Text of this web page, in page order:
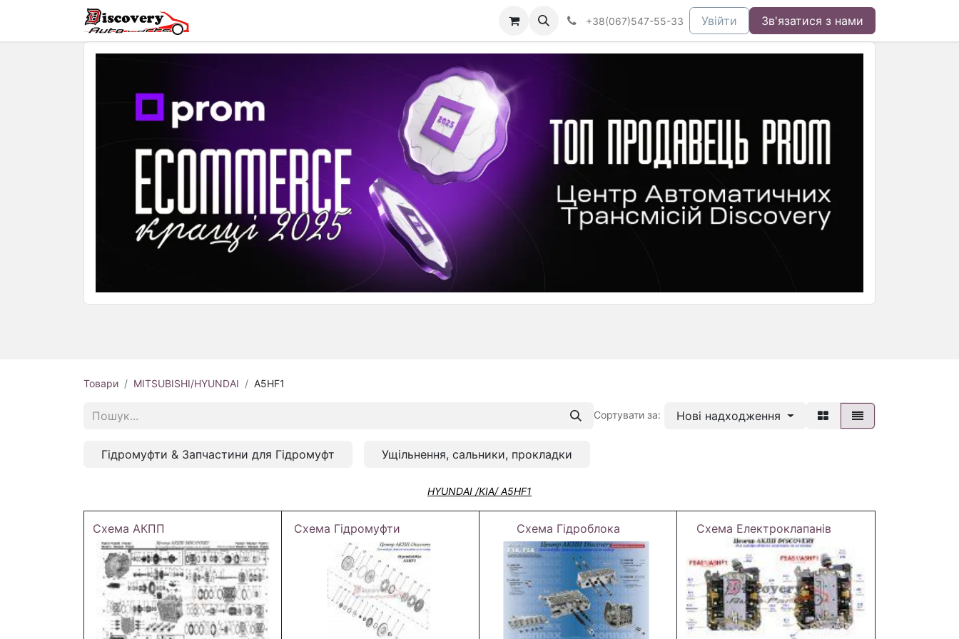
+38(067)547-55-33 Увійти Зв'язатися з нами
Товари MITSUBISHI/HYUNDAI A5HF1
Сортувати за: Нові надходження
Гідромуфти & Запчастини для Гідромуфт Ущільнення, сальники, прокладки
HYUNDAI /KIA/ A5HF1
Схема АКПП Схема Гідромуфти Схема Гідроблока Схема Електроклапанів